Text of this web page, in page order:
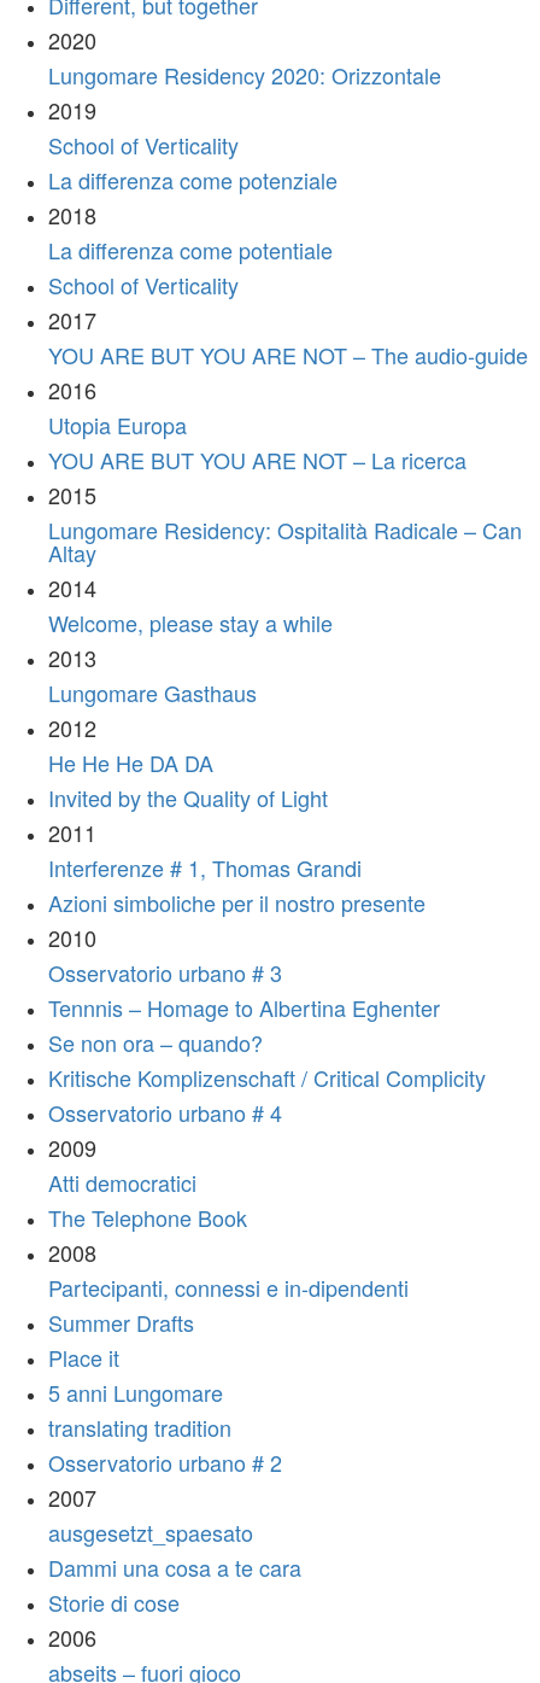
2020
Lungomare Residency 2020: Orizzontale
2019
School of Verticality
La differenza come potenziale
2018
La differenza come potentiale
School of Verticality
2017
YOU ARE BUT YOU ARE NOT – The audio-guide
2016
Utopia Europa
YOU ARE BUT YOU ARE NOT – La ricerca
2015
Lungomare Residency: Ospitalità Radicale – Can
Altay
2014
Welcome, please stay a while
2013
Lungomare Gasthaus
2012
He He He DA DA
Invited by the Quality of Light
2011
Interferenze # 1, Thomas Grandi
Azioni simboliche per il nostro presente
2010
Osservatorio urbano # 3
Tennnis – Homage to Albertina Eghenter
Se non ora – quando?
Kritische Komplizenschaft / Critical Complicity
Osservatorio urbano # 4
2009
Atti democratici
The Telephone Book
2008
Partecipanti, connessi e in-dipendenti
Summer Drafts
Place it
5 anni Lungomare
translating tradition
Osservatorio urbano # 2
2007
ausgesetzt_spaesato
Dammi una cosa a te cara
Storie di cose
2006
abseits – fuori gioco